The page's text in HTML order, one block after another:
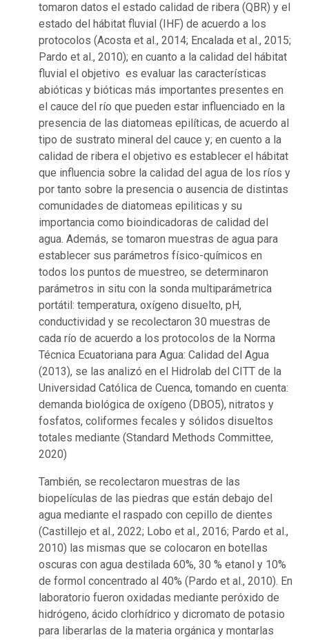
tomaron datos el estado calidad de ribera (QBR) y el
estado del hábitat fluvial (IHF) de acuerdo a los
protocolos (Acosta et al., 2014; Encalada et al., 2015;
Pardo et al., 2010); en cuanto a la calidad del hábitat
fluvial el objetivo es evaluar las características
abióticas y bióticas más importantes presentes en
el cauce del río que pueden estar influenciado en la
presencia de las diatomeas epilíticas, de acuerdo al
tipo de sustrato mineral del cauce y; en cuento a la
calidad de ribera el objetivo es establecer el hábitat
que influencia sobre la calidad del agua de los ríos y
por tanto sobre la presencia o ausencia de distintas
comunidades de diatomeas epiliticas y su
importancia como bioindicadoras de calidad del
agua. Además, se tomaron muestras de agua para
establecer sus parámetros físico-químicos en
todos los puntos de muestreo, se determinaron
parámetros in situ con la sonda multiparámetrica
portátil: temperatura, oxígeno disuelto, pH,
conductividad y se recolectaron 30 muestras de
cada río de acuerdo a los protocolos de la Norma
Técnica Ecuatoriana para Agua: Calidad del Agua
(2013), se las analizó en el Hidrolab del CITT de la
Universidad Católica de Cuenca, tomando en cuenta:
demanda biológica de oxígeno (DBO5), nitratos y
fosfatos, coliformes fecales y sólidos disueltos
totales mediante (Standard Methods Committee,
2020)
También, se recolectaron muestras de las
biopelículas de las piedras que están debajo del
agua mediante el raspado con cepillo de dientes
(Castillejo et al., 2022; Lobo et al., 2016; Pardo et al.,
2010) las mismas que se colocaron en botellas
oscuras con agua destilada 60%, 30 % etanol y 10%
de formol concentrado al 40% (Pardo et al., 2010). En
laboratorio fueron oxidadas mediante peróxido de
hidrógeno, ácido clorhídrico y dicromato de potasio
para liberarlas de la materia orgánica y montarlas